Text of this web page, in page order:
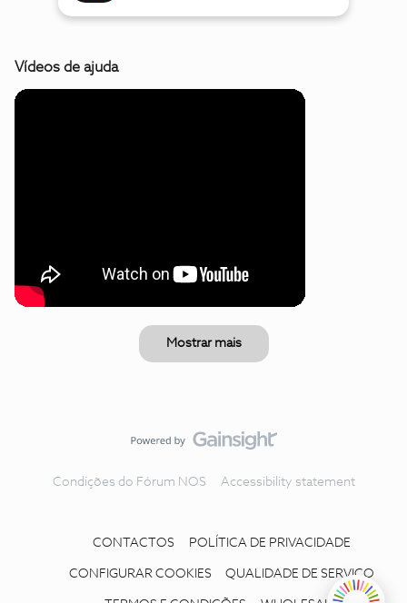
Vídeos de ajuda
Mostrar mais
Condições do Fórum NOS Accessibility statement
CONTACTOS POLÍTICA DE PRIVACIDADE
CONFIGURAR COOKIES QUALIDADE DE SERVIÇO